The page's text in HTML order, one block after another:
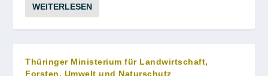
WEITERLESEN
Thüringer Ministerium für Landwirtschaft,
Forsten, Umwelt und Naturschutz